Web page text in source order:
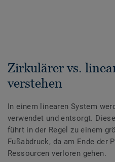
Zirkulärer vs.
verstehen
In einem linearen System
verwendet und entsorgt.
führt in der Regel zu einem
Fußabdruck, da am Ende der
Ressourcen verloren gehen.